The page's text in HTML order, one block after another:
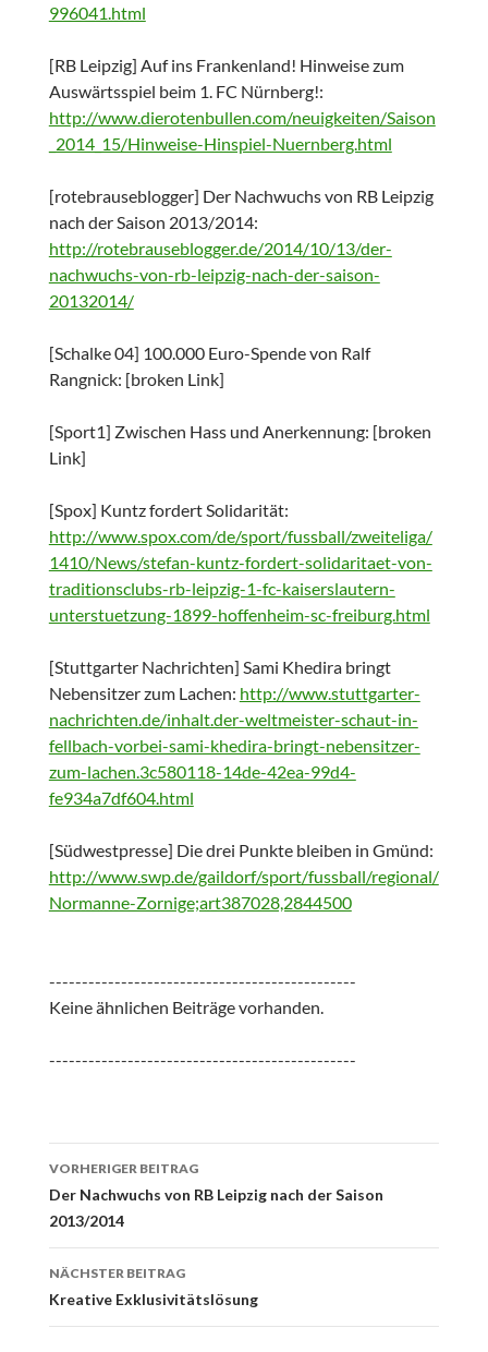
996041.html
[RB Leipzig] Auf ins Frankenland! Hinweise zum
Auswärtsspiel beim 1. FC Nürnberg!:
http://www.dierotenbullen.com/neuigkeiten/Saison
_2014_15/Hinweise-Hinspiel-Nuernberg.html
[rotebrauseblogger] Der Nachwuchs von RB Leipzig
nach der Saison 2013/2014:
http://rotebrauseblogger.de/2014/10/13/der-
nachwuchs-von-rb-leipzig-nach-der-saison-
20132014/
[Schalke 04] 100.000 Euro-Spende von Ralf
Rangnick: [broken Link]
[Sport1] Zwischen Hass und Anerkennung: [broken
Link]
[Spox] Kuntz fordert Solidarität:
http://www.spox.com/de/sport/fussball/zweiteliga/
1410/News/stefan-kuntz-fordert-solidaritaet-von-
traditionsclubs-rb-leipzig-1-fc-kaiserslautern-
unterstuetzung-1899-hoffenheim-sc-freiburg.html
[Stuttgarter Nachrichten] Sami Khedira bringt
Nebensitzer zum Lachen: http://www.stuttgarter-
nachrichten.de/inhalt.der-weltmeister-schaut-in-
fellbach-vorbei-sami-khedira-bringt-nebensitzer-
zum-lachen.3c580118-14de-42ea-99d4-
fe934a7df604.html
[Südwestpresse] Die drei Punkte bleiben in Gmünd:
http://www.swp.de/gaildorf/sport/fussball/regional/
Normanne-Zornige;art387028,2844500
-----------------------------------------------
Keine ähnlichen Beiträge vorhanden.
-----------------------------------------------
Beitrags-
Navigation
VORHERIGER BEITRAG
Der Nachwuchs von RB Leipzig nach der Saison
2013/2014
NÄCHSTER BEITRAG
Kreative Exklusivitätslösung